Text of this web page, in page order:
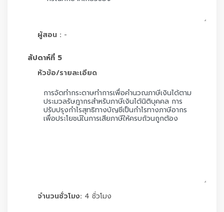
ผู้สอน : -
สัปดาห์ที่ 5
หัวข้อ/รายละเอียด
จำนวนชั่วโมง: 4 ชั่วโมง